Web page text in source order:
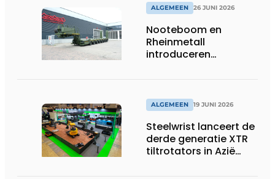
ALGEMEEN 26 JUNI 2026
Nooteboom en
Rheinmetall
introduceren
ALGEMEEN 19 JUNI 2026
Steelwrist lanceert de
derde generatie XTR
tiltrotators in Azië